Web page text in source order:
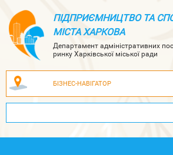
ПІДПРИЄМНИЦТВО ТА
МІСТА ХАРКОВА
Департамент адміністративних
ринку Харківської міської ради
БІЗНЕС-НАВІГАТОР